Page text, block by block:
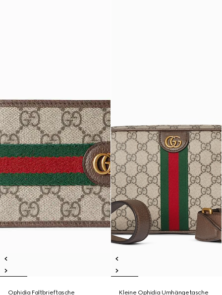
Ophidia Faltbrieftasche
Kleine Ophidia Umhängetasche